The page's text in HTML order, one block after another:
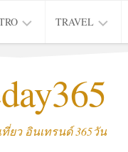
TRAVEL
THAI
TRIP
ยว อินเทรนด์ 365วัน